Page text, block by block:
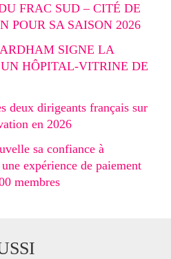
FRAC SUD – CITÉ DE
POUR SA SAISON 2026
SIGNE LA
HÔPITAL-VITRINE DE
deux dirigeants français sur
en 2026
sa confiance à
expérience de paiement
membres